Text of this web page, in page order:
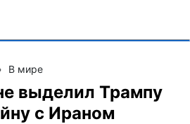
В мире
выделил Трампу
с Ираном